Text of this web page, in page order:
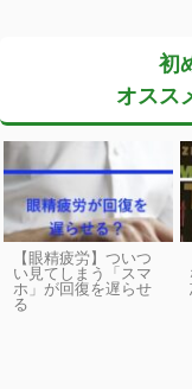
初
オスス
【眼精疲労】ついつ
い見てしまう「スマ
ホ」が回復を遅らせ
る